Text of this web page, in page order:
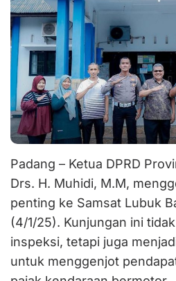
Padang – Ketua DPRD
Drs. H. Muhidi, M.M,
penting ke Samsat Lubuk
(4/1/25). Kunjungan ini
inspeksi, tetapi juga
untuk menggenjot